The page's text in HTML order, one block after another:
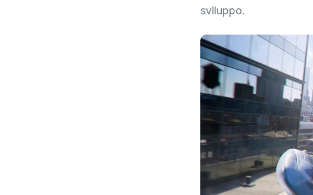
sviluppo.